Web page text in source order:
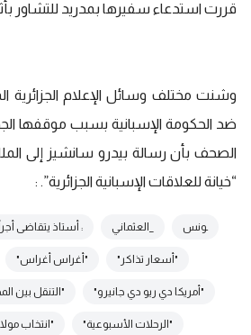
قررت استدعاء سفيرها بمدريد للتشاور
وشنت مختلف وسائل الإعلام الجزائرية
ضد الحكومة الإسبانية بسبب موقفها
الصحف بأن رسالة بيدرو سانشيز إلى
“خيانة للعلاقات الإسبانية الجزائرية”. :
ـونس _العثماني : أستاذ يتقاضى أجراً
"أسعار تذاكر" "أغراس أغراس"
"أمريكا دي ريو دي جانيرو" "التنقل بين
"الرحلات الأسبوعية" "انتخاب